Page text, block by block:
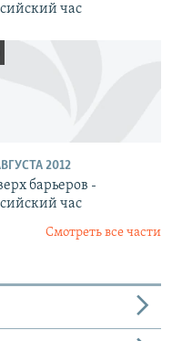
час
2012
барьеров -
час
Смотреть все части